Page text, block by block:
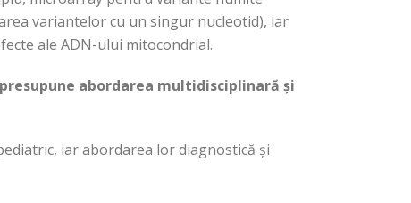
variantelor cu un singur nucleotid), iar
ale ADN-ului mitocondrial.
abordarea multidisciplinară și
iar abordarea lor diagnostică și